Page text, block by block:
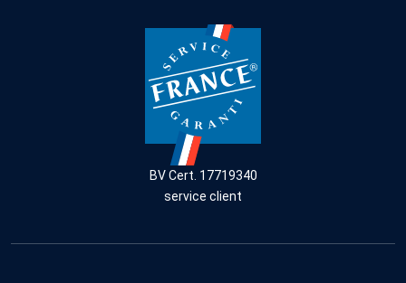
BV Cert. 17719340
service client